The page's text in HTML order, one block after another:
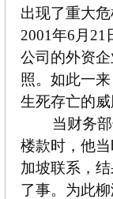
出现了重大
2001年6月
公司的外资
照。如此一
生死存亡的威
当财务
楼款时，他
加坡联系，
了事。为此